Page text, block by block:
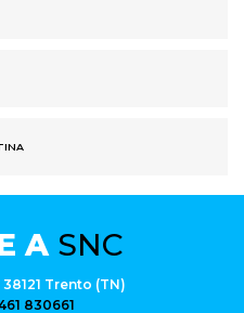
A SNC
Trento (TN)
830661